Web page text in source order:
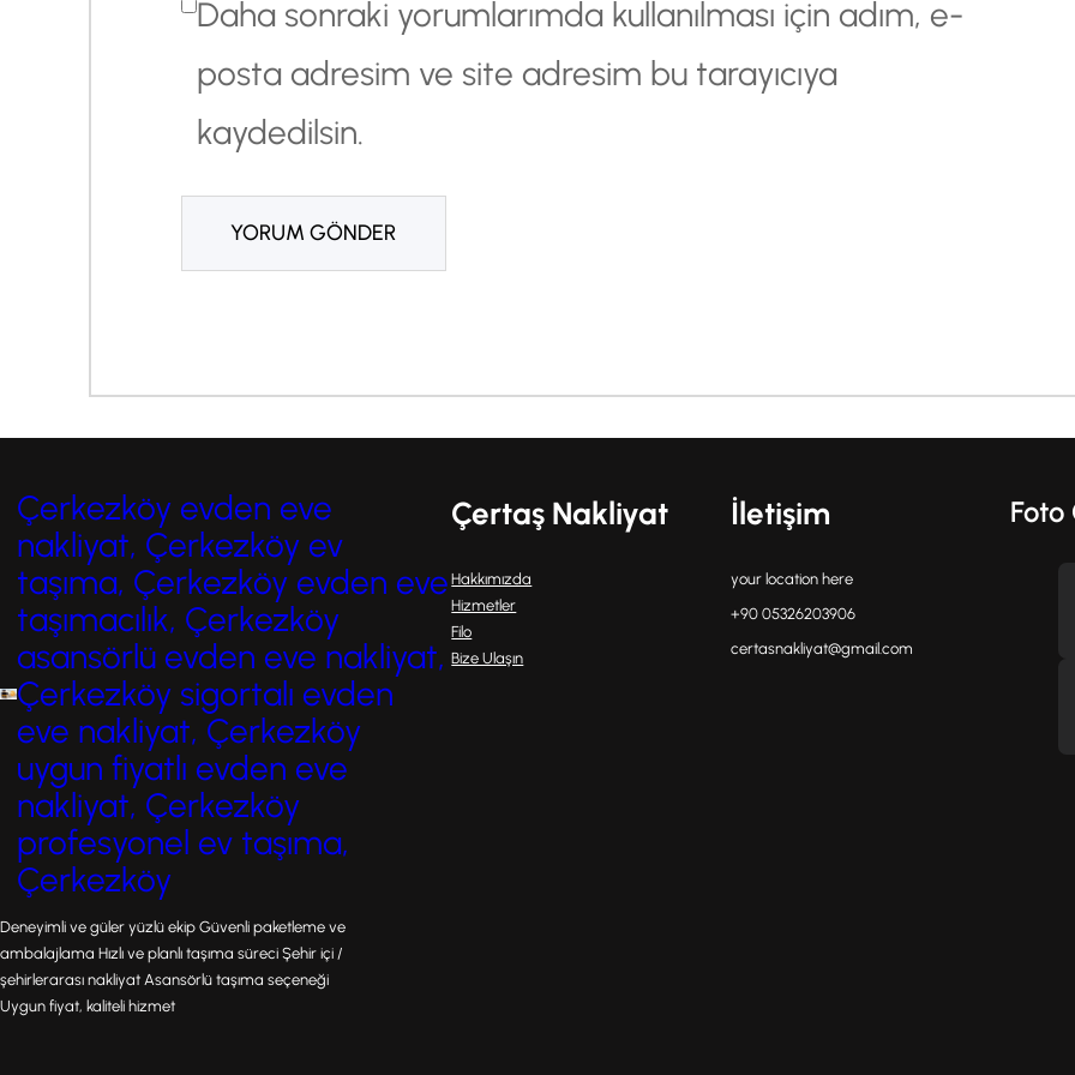
Daha sonraki yorumlarımda kullanılması için adım, e-
posta adresim ve site adresim bu tarayıcıya
kaydedilsin.
Çerkezköy evden eve
nakliyat, Çerkezköy ev
taşıma, Çerkezköy evden eve
taşımacılık, Çerkezköy
asansörlü evden eve nakliyat,
Çerkezköy sigortalı evden
eve nakliyat, Çerkezköy
uygun fiyatlı evden eve
nakliyat, Çerkezköy
profesyonel ev taşıma,
Çerkezköy
Deneyimli ve güler yüzlü ekip Güvenli paketleme ve
ambalajlama Hızlı ve planlı taşıma süreci Şehir içi /
şehirlerarası nakliyat Asansörlü taşıma seçeneği
Uygun fiyat, kaliteli hizmet
Çertaş Nakliyat
Hakkımızda
Hizmetler
Filo
Bize Ulaşın
İletişim
your location here
+90 05326203906
certasnakliyat@gmail.com
Foto